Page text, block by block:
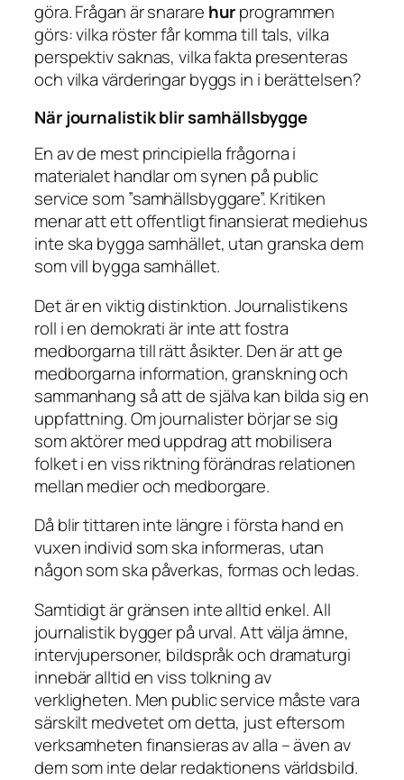
göra. Frågan är snarare hurprogrammen
görs: vilka röster får komma till tals, vilka
perspektiv saknas, vilka fakta presenteras
och vilka värderingar byggs in i berättelsen?
När journalistik blir samhällsbygge
En av de mest principiella frågorna i
materialet handlar om synen på public
service som ”samhällsbyggare”. Kritiken
menar att ett offentligt finansierat mediehus
inte ska bygga samhället, utan granska dem
som vill bygga samhället.
Det är en viktig distinktion. Journalistikens
roll i en demokrati är inte att fostra
medborgarna till rätt åsikter. Den är att ge
medborgarna information, granskning och
sammanhang så att de själva kan bilda sig en
uppfattning. Om journalister börjar se sig
som aktörer med uppdrag att mobilisera
folket i en viss riktning förändras relationen
mellan medier och medborgare.
Då blir tittaren inte längre i första hand en
vuxen individ som ska informeras, utan
någon som ska påverkas, formas och ledas.
Samtidigt är gränsen inte alltid enkel. All
journalistik bygger på urval. Att välja ämne,
intervjupersoner, bildspråk och dramaturgi
innebär alltid en viss tolkning av
verkligheten. Men public service måste vara
särskilt medvetet om detta, just eftersom
verksamheten finansieras av alla – även av
dem som inte delar redaktionens världsbild.